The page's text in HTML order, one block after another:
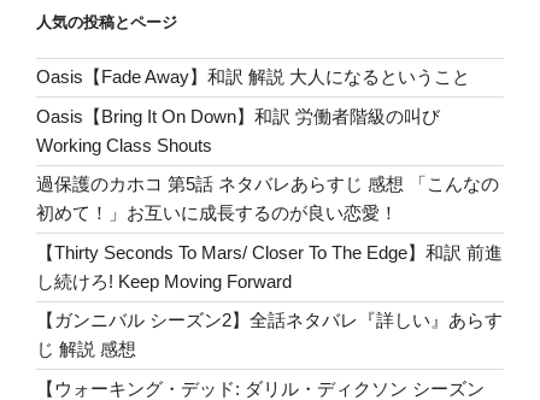
生
日
お
め
で
と
う”
a
e
ss
er e
b
o
o
k
人気の投稿とページ
Oasis【Fade Away】和訳 解説 大人になるということ
Oasis【Bring It On Down】和訳 労働者階級の叫び
Working Class Shouts
過保護のカホコ 第5話 ネタバレあらすじ 感想 「こんなの
初めて！」お互いに成長するのが良い恋愛！
【Thirty Seconds To Mars/ Closer To The Edge】和訳 前進
し続けろ! Keep Moving Forward
【ガンニバル シーズン2】全話ネタバレ『詳しい』あらす
じ 解説 感想
【ウォーキング・デッド: ダリル・ディクソン シーズン